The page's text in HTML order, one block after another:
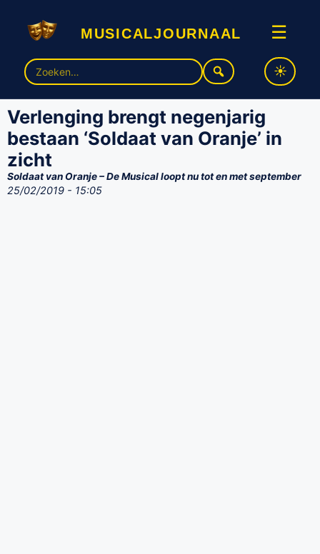
musicaljournaal ☰
Zoek
naar:
Verlenging brengt negenjarig
bestaan ‘Soldaat van Oranje’ in
zicht
Soldaat van Oranje – De Musical loopt nu tot en met september
25/02/2019 - 15:05